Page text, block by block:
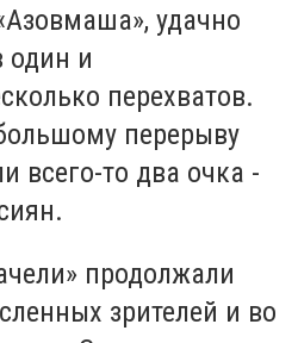
удачно
один и
перехватов.
перерыву
всего-то два очка -
продолжали
зрителей и во